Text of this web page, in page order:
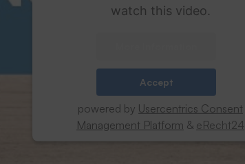
watch this video.
Accept
powered by Usercentrics Consent
Management Platform & eRecht24